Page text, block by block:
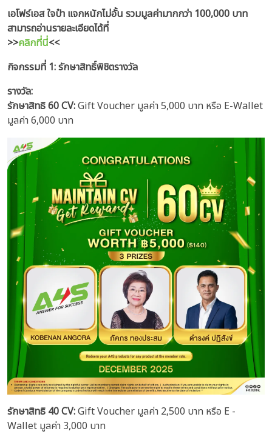
เอโฟร์เอส ใจป๋า แจกหนักไม่อั้น รวมมูลค่ามากกว่า 100,000 บาท
สามารถอ่านรายละเอียดได้ที่
>>คลิกที่นี่<<
กิจกรรมที่ 1: รักษาสิทธิ์พิชิตรางวัล
รางวัล:
รักษาสิทธิ 60 CV:Gift Voucher มูลค่า 5,000 บาท หรือ E-Wallet
มูลค่า 6,000 บาท
รักษาสิทธิ 40 CV:Gift Voucher มูลค่า 2,500 บาท หรือ E -
Wallet มูลค่า 3,000 บาท